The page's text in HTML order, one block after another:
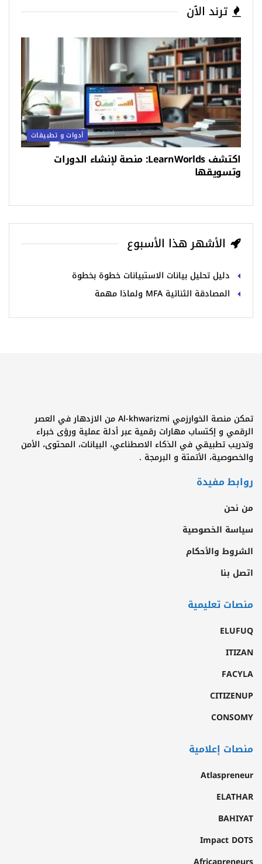
ترند الٱن
أدوات و تطبيقات
اكتشف LearnWorlds: منصة لإنشاء الدورات
وتسويقها
الأشهر هذا الأسبوع
دليل تحليل بيانات الاستبيانات خطوة بخطوة
المصادقة الثنائية MFA ولماذا مهمة
تمكن منصة الخوارزمي Al-khwarizmi من الازدهار في العصر
الرقمي و إكتساب مهارات رقمية عبر أدلة عملية ورؤى خبراء
وتدريب تطبيقي في الذكاء الاصطناعي، البيانات، المحتوى، الأمن
والخصوصية، الأتمتة و البرمجة .
روابط مفيدة
من نحن
سياسة الخصوصية
الشروط والأحكام
اتصل بنا
منصات تعليمية
ELUFUQ
ITIZAN
FACYLA
CITIZENUP
CONSOMY
منصات إعلامية
Atlaspreneur
ELATHAR
BAHIYAT
Impact DOTS